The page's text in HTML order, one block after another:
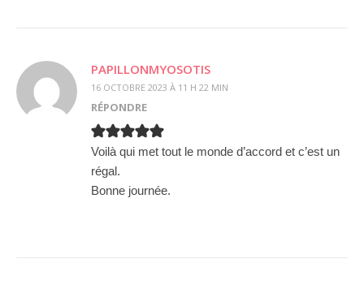
PAPILLONMYOSOTIS
16 OCTOBRE 2023 À 11 H 22 MIN
RÉPONDRE
Voilà qui met tout le monde d’accord et c’est un
régal.
Bonne journée.